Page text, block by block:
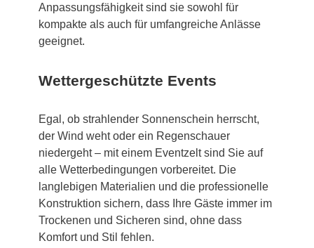
Anpassungsfähigkeit sind sie sowohl für
kompakte als auch für umfangreiche Anlässe
geeignet.
Wettergeschützte Events
Egal, ob strahlender Sonnenschein herrscht,
der Wind weht oder ein Regenschauer
niedergeht – mit einem Eventzelt sind Sie auf
alle Wetterbedingungen vorbereitet. Die
langlebigen Materialien und die professionelle
Konstruktion sichern, dass Ihre Gäste immer im
Trockenen und Sicheren sind, ohne dass
Komfort und Stil fehlen.